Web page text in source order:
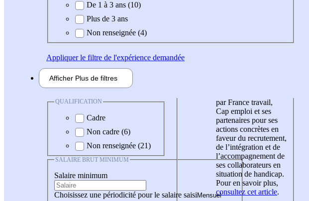
De 1 à 3 ans (10)
Plus de 3 ans
Non renseignée (4)
Appliquerle filtre de l'expérience demandée
Afficher Plus de filtres
QUALIFICATION
Cadre
Non cadre (6)
Non renseignée (21)
SALAIRE BRUT MINIMUM
Salaire minimum
Choisissez une périodicité pour le salaire saisi
par France travail,
Cap emploi et ses
partenaires pour ses
actions concrètes en
faveur du recrutement,
de l’intégration et de
l’accompagnement de
ses collaborateurs en
situation de handicap.
Pour en savoir plus,
consultez cet article.